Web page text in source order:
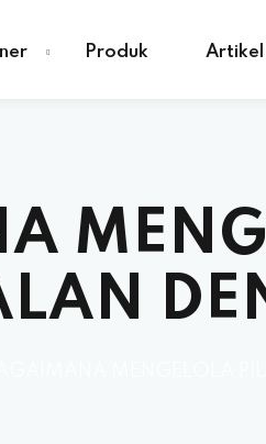
Produk Artikel